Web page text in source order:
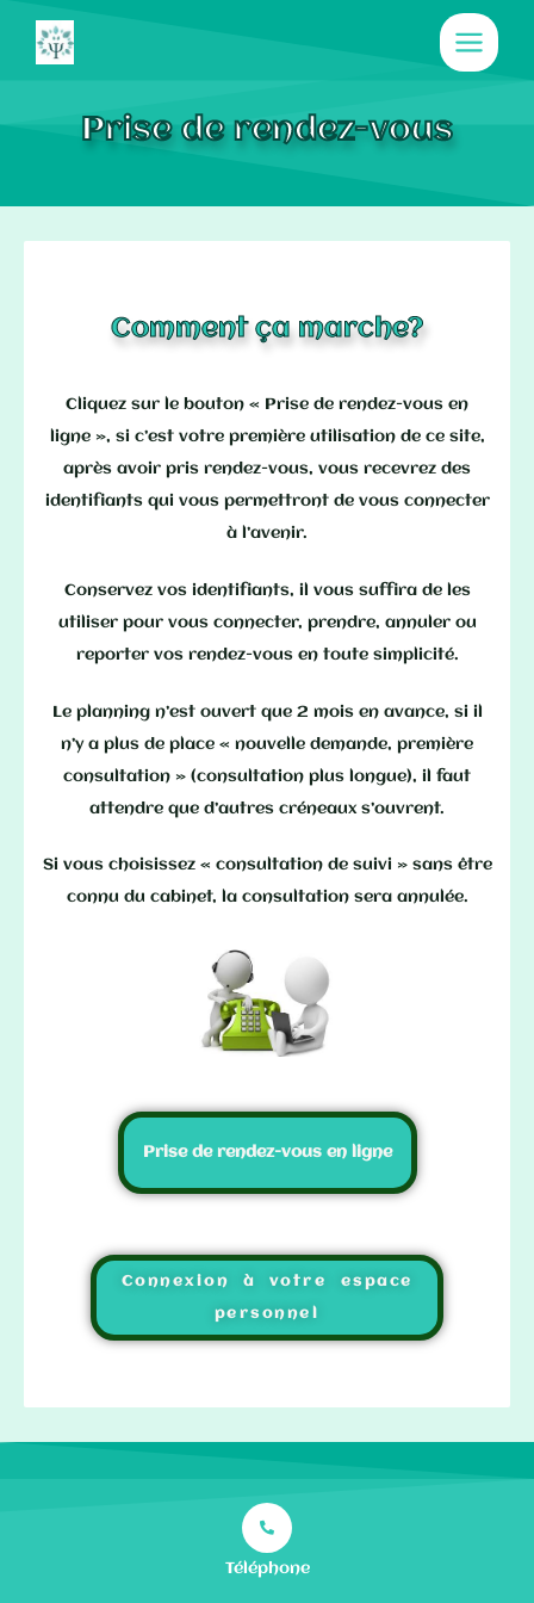
Prise de rendez-vous
Prise de rendez-vous en ligne
Connexion à votre espace
personnel
Comment ça marche?
Cliquez sur le bouton « Prise de rendez-vous en
ligne », si c’est votre première utilisation de ce site,
après avoir pris rendez-vous, vous recevrez des
identifiants qui vous permettront de vous connecter
à l’avenir.
Conservez vos identifiants, il vous suffira de les
utiliser pour vous connecter, prendre, annuler ou
reporter vos rendez-vous en toute simplicité.
Le planning n’est ouvert que 2 mois en avance, si il
n’y a plus de place « nouvelle demande, première
consultation » (consultation plus longue), il faut
attendre que d’autres créneaux s’ouvrent.
Si vous choisissez « consultation de suivi » sans être
connu du cabinet, la consultation sera annulée.
Téléphone